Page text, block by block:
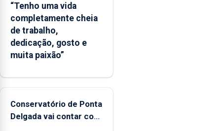
“Tenho uma vida
completamente cheia
de trabalho,
dedicação, gosto e
muita paixão”
Conservatório de Ponta
Delgada vai contar com